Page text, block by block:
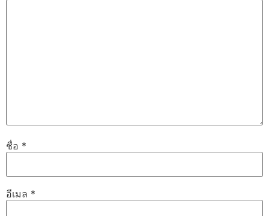
ชื่อ *
อีเมล *